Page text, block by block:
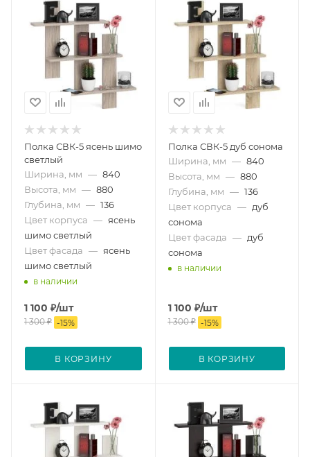
Полка СВК-5 ясень шимо
светлый
Ширина, мм — 840
Высота, мм — 880
Глубина, мм — 136
Цвет корпуса — ясень
шимо светлый
Цвет фасада — ясень
шимо светлый
в наличии
1 100 ₽/шт
1 300₽ -15%
В КОРЗИНУ
Полка СВК-5 дуб сонома
Ширина, мм — 840
Высота, мм — 880
Глубина, мм — 136
Цвет корпуса — дуб
сонома
Цвет фасада — дуб
сонома
в наличии
1 100 ₽/шт
1 300₽ -15%
В КОРЗИНУ